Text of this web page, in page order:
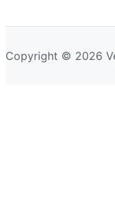
Copyright © 2026